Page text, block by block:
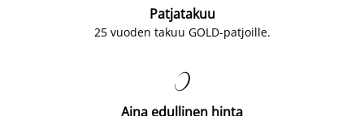
Patjatakuu
25 vuoden takuu GOLD-patjoille.

Aina edullinen hinta